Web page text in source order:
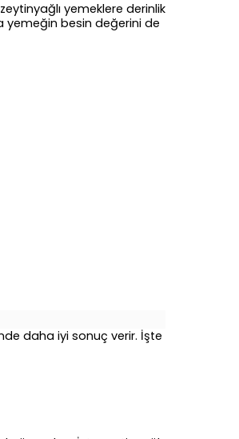
yemeklere derinlik
yemeğin besin değerini de
daha iyi sonuç verir. İşte